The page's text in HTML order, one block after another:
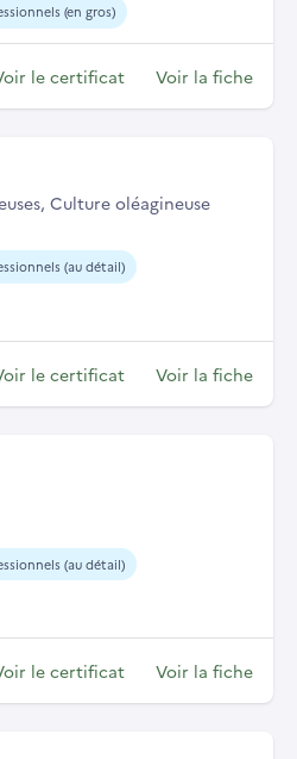
(en gros)
le certificat Voir la fiche
Culture oléagineuse
(au détail)
le certificat Voir la fiche
(au détail)
le certificat Voir la fiche